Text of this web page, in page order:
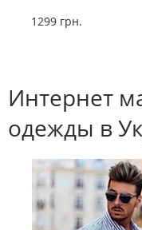
1299 грн.
Интернет
одежды в